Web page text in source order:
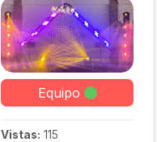
Equipo
Vistas: 115